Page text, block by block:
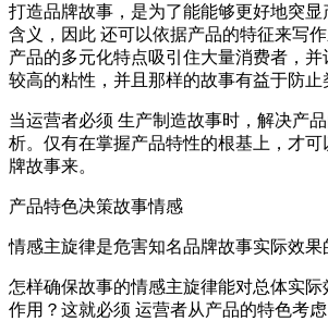
打造品牌故事，是为了能能够更好地突
含义，因此 还可以依据产品的特征来写
产品的多元化特点吸引住大量消费者，
较高的粘性，并且那样的故事有益于防止
当运营者必须 生产制造故事时，解决产
析。仅有在掌握产品特性的根基上，才
牌故事来。
产品特色决策故事情感
情感主旋律是危害知名品牌故事实际效果
怎样确保故事的情感主旋律能对总体实
作用？这就必须 运营者从产品的特色考